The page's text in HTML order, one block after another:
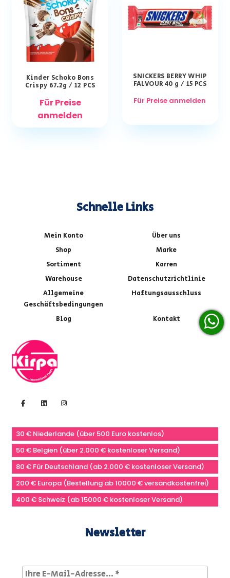
Kinder Schoko Bons
Crispy 67.2g / 12 PCS
Für Preise
anmelden
SNICKERS BERRY WHIP
FALVOUR 40 g / 15 PCS
Für Preise anmelden
Schnelle Links
Mein Konto
Über uns
Shop
Marke
Sortiment
Karren
Warehouse
Datenschutzrichtlinie
Allgemeine
Geschäftsbedingungen
Haftungsausschluss
Blog Kontakt
30 € Niederlande (über 500 Euro kostenlos)
50 € Belgien (über 2.000 € kostenloser Versand)
80 € Für Deutschland (ab 2.000 € kostenloser Versand)
200 € Europa (Bestellung ab 10000 € versandkostenfrei)
400 € Schweiz (ab 15000 € kostenloser Versand)
Newsletter